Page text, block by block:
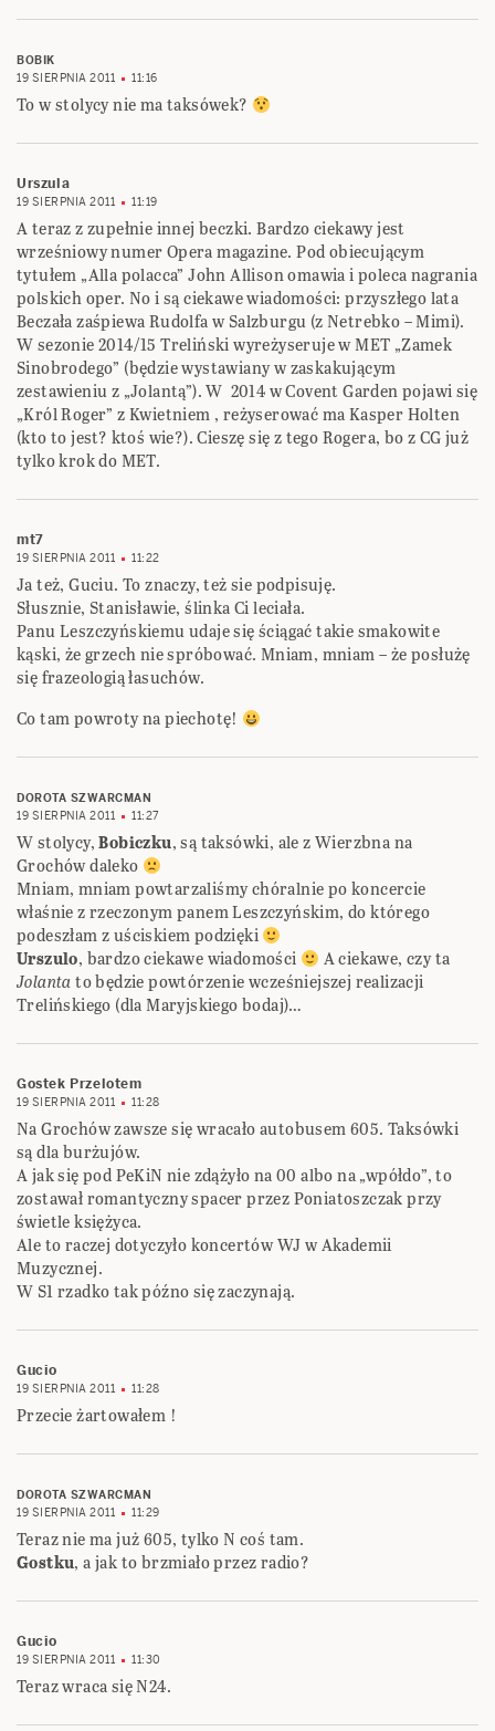
BOBIK
19 SIERPNIA 2011
11:16
To w stolycy nie ma taksówek?
Urszula
19 SIERPNIA 2011 11:19
A teraz z zupełnie innej beczki. Bardzo ciekawy jest
wrześniowy numer Opera magazine. Pod obiecującym
tytułem „Alla polacca” John Allison omawia i poleca nagrania
polskich oper. No i są ciekawe wiadomości: przyszłego lata
Beczała zaśpiewa Rudolfa w Salzburgu (z Netrebko – Mimi).
W sezonie 2014/15 Treliński wyreżyseruje w MET „Zamek
Sinobrodego” (będzie wystawiany w zaskakującym
zestawieniu z „Jolantą”). W 2014 w Covent Garden pojawi się
„Król Roger” z Kwietniem , reżyserować ma Kasper Holten
(kto to jest? ktoś wie?). Cieszę się z tego Rogera, bo z CG już
tylko krok do MET.
mt7
19 SIERPNIA 2011 11:22
Ja też, Guciu. To znaczy, też sie podpisuję.
Słusznie, Stanisławie, ślinka Ci leciała.
Panu Leszczyńskiemu udaje się ściągać takie smakowite
kąski, że grzech nie spróbować. Mniam, mniam – że posłużę
się frazeologią łasuchów.
Co tam powroty na piechotę!
DOROTA SZWARCMAN
19 SIERPNIA 2011
11:27
W stolycy,Bobiczku, są taksówki, ale z Wierzbna na
Grochów daleko
Mniam, mniam powtarzaliśmy chóralnie po koncercie
właśnie z rzeczonym panem Leszczyńskim, do którego
podeszłam z uściskiem podzięki
Urszulo, bardzo ciekawe wiadomości
A ciekawe, czy ta
Jolantato będzie powtórzenie wcześniejszej realizacji
Trelińskiego (dla Maryjskiego bodaj)…
Gostek Przelotem
19 SIERPNIA 2011 11:28
Na Grochów zawsze się wracało autobusem 605. Taksówki
są dla burżujów.
A jak się pod PeKiN nie zdążyło na 00 albo na „wpółdo”, to
zostawał romantyczny spacer przez Poniatoszczak przy
świetle księżyca.
Ale to raczej dotyczyło koncertów WJ w Akademii
Muzycznej.
W S1 rzadko tak późno się zaczynają.
Gucio
19 SIERPNIA 2011 11:28
Przecie żartowałem !
DOROTA SZWARCMAN
19 SIERPNIA 2011
11:29
Teraz nie ma już 605, tylko N coś tam.
Gostku, a jak to brzmiało przez radio?
Gucio
19 SIERPNIA 2011 11:30
Teraz wraca się N24.